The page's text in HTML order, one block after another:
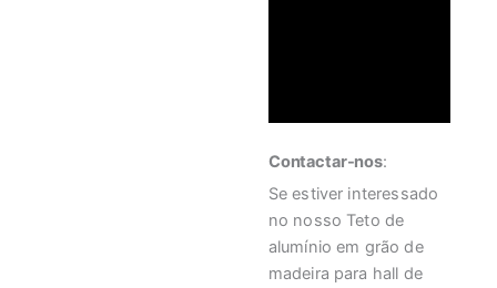
Contactar-nos:
Se estiver interessado
no nosso Teto de
alumínio em grão de
madeira para hall de